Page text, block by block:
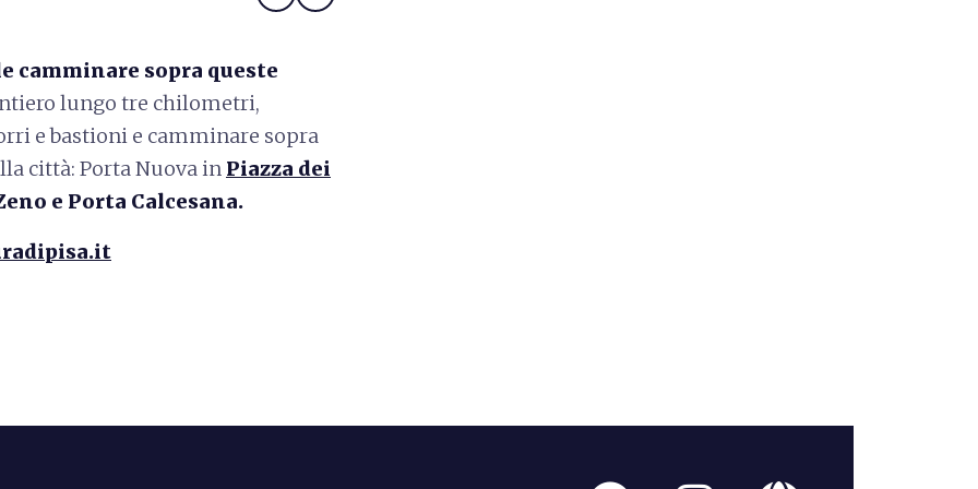
camminare sopra queste
lungo tre chilometri,
e bastioni e camminare sopra
città: Porta Nuova in Piazza dei
e Porta Calcesana.